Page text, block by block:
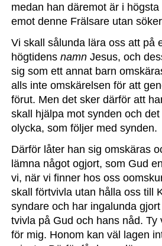
medan han däremot är i
emot denne Frälsare utan
Vi skall sålunda lära oss att på
högtidens namn Jesus, och
sig som ett annat barn
alls inte omskärelsen för att
förut. Men det sker därför att
skall hjälpa mot synden och
olycka, som följer med synden.
Därför låter han sig omskäras
lämna något ogjort, som Gud
vi, när vi finner hos oss
skall förtvivla utan hålla oss till
syndare och har ingalunda
tvivla på Gud och hans nåd.
för mig. Honom kan väl lagen